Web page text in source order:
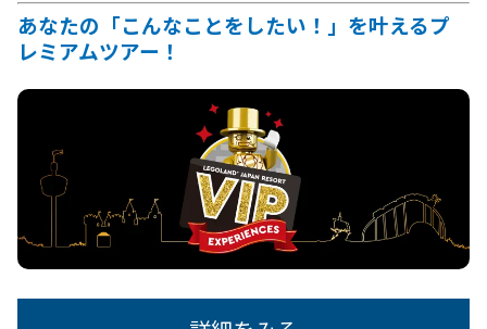
あなたの「こんなことをしたい！」を叶えるプ
レミアムツアー！